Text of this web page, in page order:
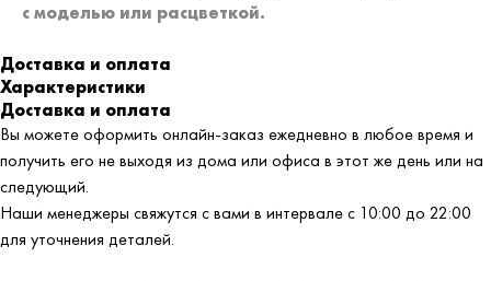
с моделью или расцветкой.
Доставка и оплата
Характеристики
Доставка и оплата
Вы можете оформить онлайн-заказ ежедневно в любое время и
получить его не выходя из дома или офиса в этот же день или на
следующий.
Наши менеджеры свяжутся с вами в интервале с 10:00 до 22:00
для уточнения деталей.